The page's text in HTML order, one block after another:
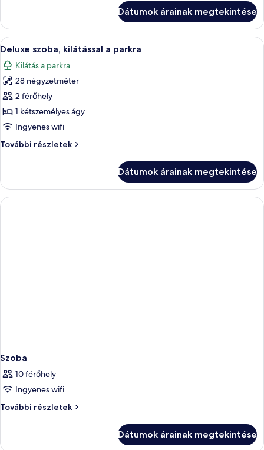
Dátumok árainak megtekintése
A
következő
szoba
összes
képének
megtekintése:
Deluxe
kilátással
Egy szállodai szoba, amelyben egy
8
Deluxe szoba, kilátással a parkra
Kilátás a parkra
28 négyzetméter
2 férőhely
1 kétszemélyes ágy
Ingyenes wifi
További részletek
Deluxe
parkra
további
részletei
Dátumok árainak megtekintése
Szoba
10 férőhely
Ingyenes wifi
További részletek
Szoba
Dátumok árainak megtekintése